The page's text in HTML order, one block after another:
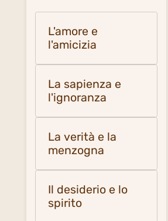
L'amore e
l'amicizia
La sapienza e
l'ignoranza
La verità e la
menzogna
Il desiderio e lo
spirito